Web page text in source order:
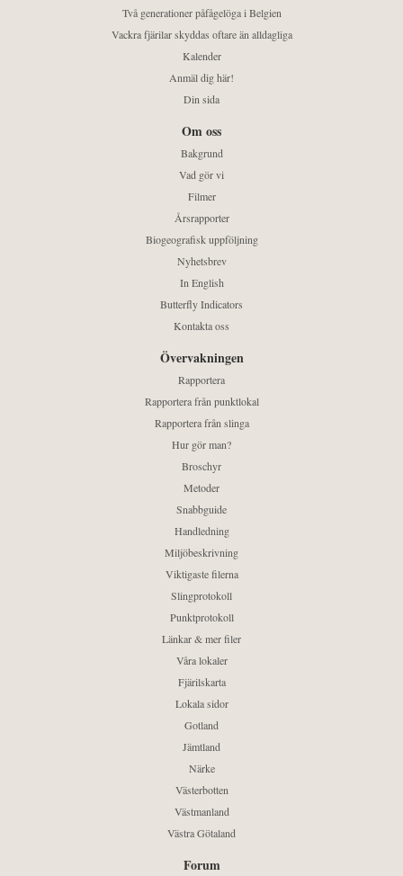
Två generationer påfågelöga i Belgien
Vackra fjärilar skyddas oftare än alldagliga
Kalender
Anmäl dig här!
Din sida
Om oss
Bakgrund
Vad gör vi
Filmer
Årsrapporter
Biogeografisk uppföljning
Nyhetsbrev
In English
Butterfly Indicators
Kontakta oss
Övervakningen
Rapportera
Rapportera från punktlokal
Rapportera från slinga
Hur gör man?
Broschyr
Metoder
Snabbguide
Handledning
Miljöbeskrivning
Viktigaste filerna
Slingprotokoll
Punktprotokoll
Länkar & mer filer
Våra lokaler
Fjärilskarta
Lokala sidor
Gotland
Jämtland
Närke
Västerbotten
Västmanland
Västra Götaland
Forum